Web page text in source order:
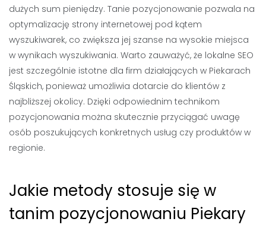
dużych sum pieniędzy. Tanie pozycjonowanie pozwala na
optymalizację strony internetowej pod kątem
wyszukiwarek, co zwiększa jej szanse na wysokie miejsca
w wynikach wyszukiwania. Warto zauważyć, że lokalne SEO
jest szczególnie istotne dla firm działających w Piekarach
Śląskich, ponieważ umożliwia dotarcie do klientów z
najbliższej okolicy. Dzięki odpowiednim technikom
pozycjonowania można skutecznie przyciągać uwagę
osób poszukujących konkretnych usług czy produktów w
regionie.
Jakie metody stosuje się w
tanim pozycjonowaniu Piekary